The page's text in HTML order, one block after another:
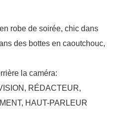
robe de soirée, chic dans
des bottes en caoutchouc,
la caméra:
RÉDACTEUR,
HAUT-PARLEUR